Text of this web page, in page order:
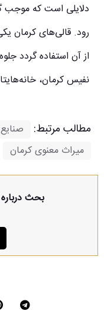
دلایلی است که موجب
رود. قالی‌های کرمان
از آن استفاده گردد
نفیس کرمان،
مطالب مرتبط:
میراث معنوی کرمان
بحث درباره